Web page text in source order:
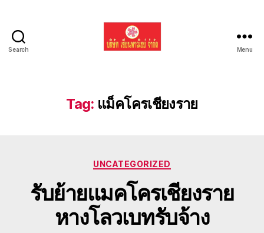
Search
รถ
แบค
Menu
Tag: แม็คโครเชียงราย
Categories
UNCATEGORIZED
รับย้ายแมคโครเชียงราย
หางโลวเบทรับจ้าง